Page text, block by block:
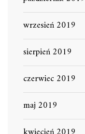
wrzesień 2019
sierpień 2019
czerwiec 2019
maj 2019